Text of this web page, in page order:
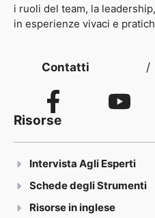
i ruoli del team, la
in esperienze vivaci e
Contatti /
Risorse
Intervista Agli Esperti
Schede degli Strumenti
Risorse in inglese